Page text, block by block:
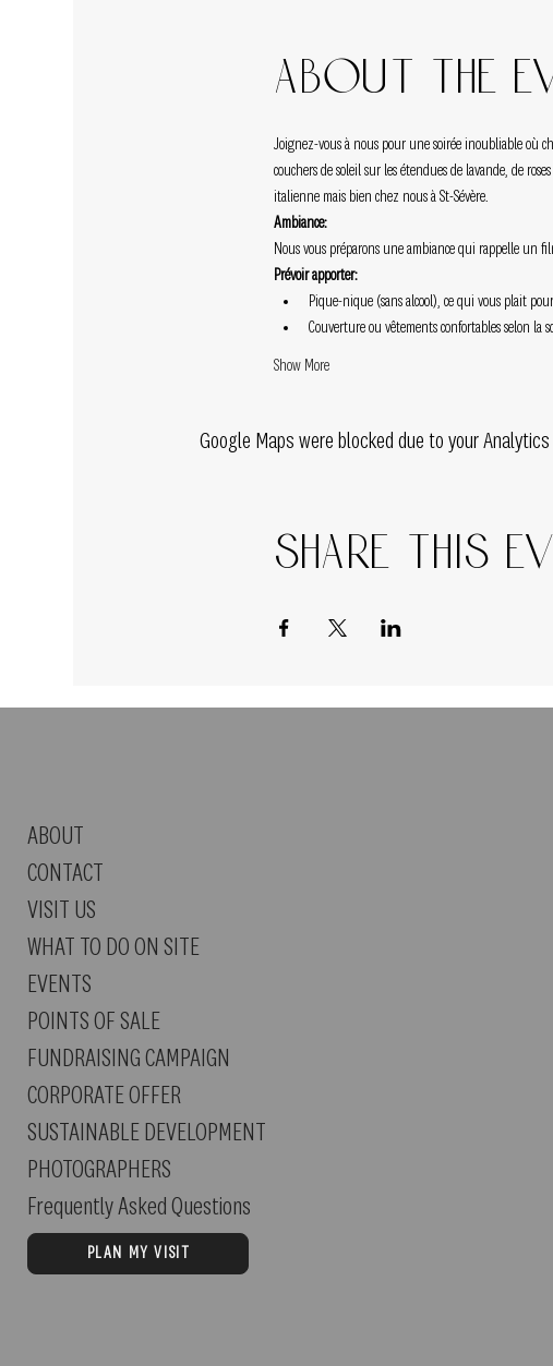
About the
Joignez-vous à nous pour une soirée inoubliable où
couchers de soleil sur les étendues de lavande, de
italienne mais bien chez nous à St-Sévère.
Ambiance:
Nous vous préparons une ambiance qui rappelle un
Prévoir apporter:
Pique-nique (sans alcool), ce qui vous plait
Couverture ou vêtements confortables selon la
Show More
Google Maps were blocked due to your
Share this
ABOUT
CONTACT
VISIT US
WHAT TO DO ON SITE
EVENTS
POINTS OF SALE
FUNDRAISING CAMPAIGN
CORPORATE OFFER
SUSTAINABLE DEVELOPMENT
PHOTOGRAPHERS
Frequently Asked Questions
PLAN MY VISIT